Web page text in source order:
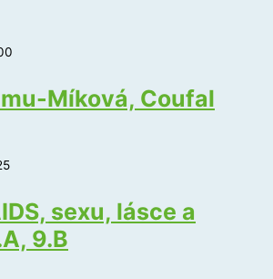
Míková, Coufal
sexu, lásce a
9.B